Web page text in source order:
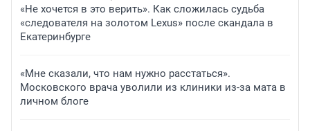
«Не хочется в это верить». Как сложилась судьба
«следователя на золотом Lexus» после скандала в
Екатеринбурге
«Мне сказали, что нам нужно расстаться».
Московского врача уволили из клиники из-за мата в
личном блоге